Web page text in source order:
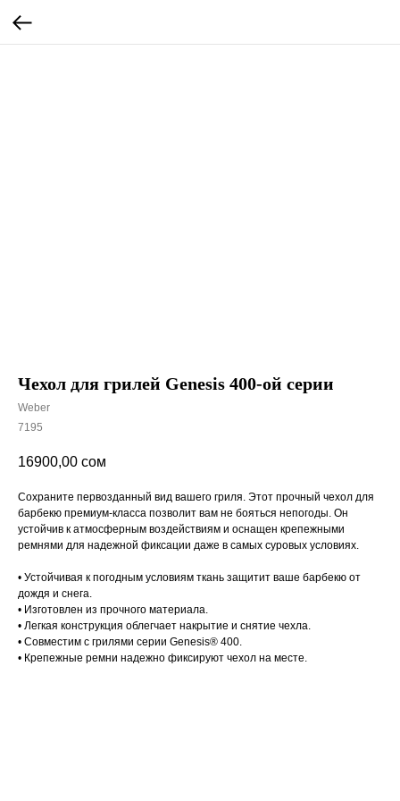
Чехол для грилей Genesis 400-ой серии
Weber
7195
16900,00 сом
Сохраните первозданный вид вашего гриля. Этот прочный чехол для
барбекю премиум-класса позволит вам не бояться непогоды. Он
устойчив к атмосферным воздействиям и оснащен крепежными
ремнями для надежной фиксации даже в самых суровых условиях.
• Устойчивая к погодным условиям ткань защитит ваше барбекю от
дождя и снега.
• Изготовлен из прочного материала.
• Легкая конструкция облегчает накрытие и снятие чехла.
• Совместим с грилями серии Genesis® 400.
• Крепежные ремни надежно фиксируют чехол на месте.